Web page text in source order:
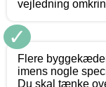
vejledning
✓
Flere
imens nogle
Du skal tænke